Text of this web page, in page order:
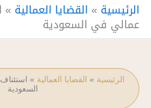
الرئيسية » القضايا العمالية »
عمالي في السعودية
الرئيسية » القضايا العمالية »
السعودية